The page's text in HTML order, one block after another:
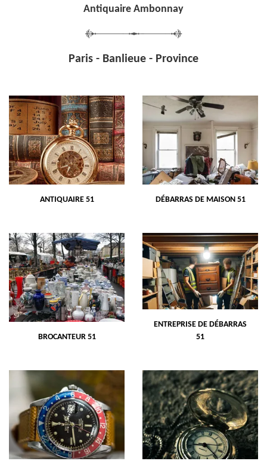
Antiquaire Ambonnay
Paris - Banlieue - Province
ANTIQUAIRE 51 DÉBARRAS DE MAISON 51
BROCANTEUR 51
ENTREPRISE DE DÉBARRAS
51